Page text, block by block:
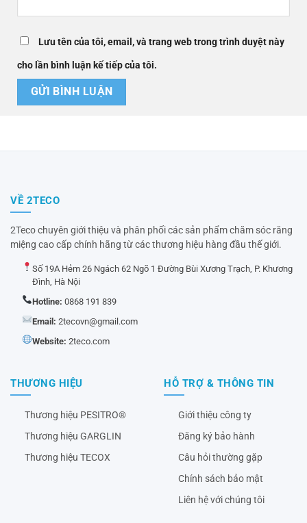
Lưu tên của tôi, email, và trang web trong trình duyệt này
cho lần bình luận kế tiếp của tôi.
VỀ 2TECO
2Teco chuyên giới thiệu và phân phối các sản phẩm chăm sóc răng
miệng cao cấp chính hãng từ các thương hiệu hàng đầu thế giới.
Số 19A Hẻm 26 Ngách 62 Ngõ 1 Đường Bùi Xương Trạch, P. Khương
Đình, Hà Nội
Hotline: 0868 191 839
Email: 2tecovn@gmail.com
Website: 2teco.com
THƯƠNG HIỆU
Thương hiệu PESITRO®
Thương hiệu GARGLIN
Thương hiệu TECOX
HỖ TRỢ & THÔNG TIN
Giới thiệu công ty
Đăng ký bảo hành
Câu hỏi thường gặp
Chính sách bảo mật
Liên hệ với chúng tôi